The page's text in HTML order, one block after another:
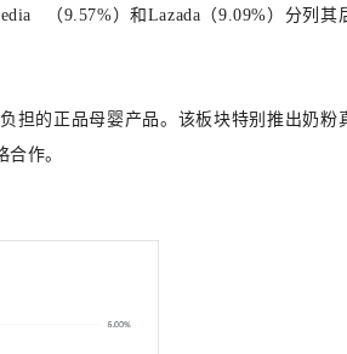
（9.57%）和Lazada（9.09%）分列其
担的正品母婴产品。该板块特别推出奶粉
作。